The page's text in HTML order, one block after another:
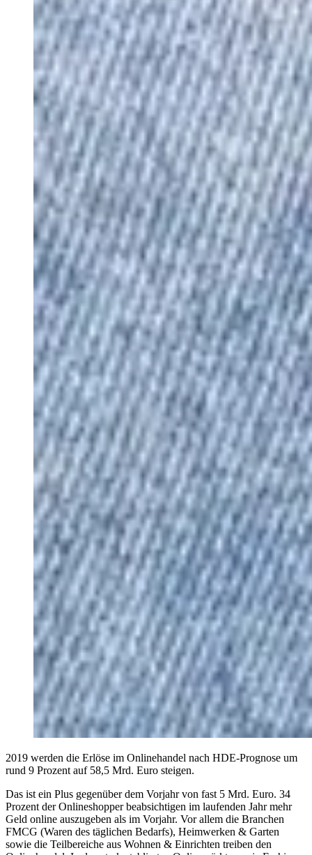
2019 werden die Erlöse im Onlinehandel nach HDE-Prognose um
rund 9 Prozent auf 58,5 Mrd. Euro steigen.
Das ist ein Plus gegenüber dem Vorjahr von fast 5 Mrd. Euro. 34
Prozent der Onlineshopper beabsichtigen im laufenden Jahr mehr
Geld online auszugeben als im Vorjahr. Vor allem die Branchen
FMCG (Waren des täglichen Bedarfs), Heimwerken & Garten
sowie die Teilbereiche aus Wohnen & Einrichten treiben den